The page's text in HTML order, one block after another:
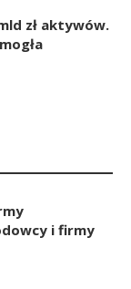
zł aktywów.
i firmy